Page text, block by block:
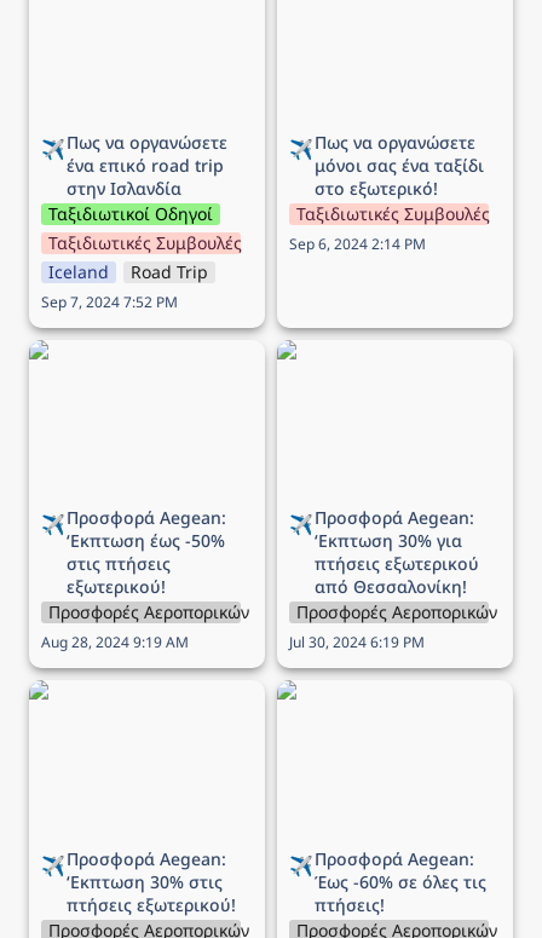
✈️Πως να οργανώσετε
ένα επικό road trip
στην Ισλανδία
Ταξιδιωτικοί Οδηγοί
Ταξιδιωτικές Συμβουλές
Iceland
Road Trip
Sep 7, 2024 7:52 PM
✈️Πως να οργανώσετε
μόνοι σας ένα ταξίδι
στο εξωτερικό!
Ταξιδιωτικές Συμβουλές
Sep 6, 2024 2:14 PM
Προσφορά Aegean:
✈️Προσφορά Aegean:
‘Εκπτωση έως -50%
στις πτήσεις
εξωτερικού!
Προσφορές Αεροπορικών Εταιρειών
Aug 28, 2024 9:19 AM
Προσφορά Aegean:
✈️Προσφορά Aegean:
‘Εκπτωση 30% για
πτήσεις εξωτερικού
από Θεσσαλονίκη!
Προσφορές Αεροπορικών
Jul 30, 2024 6:19 PM
Προσφορά Aegean:
✈️Προσφορά Aegean:
‘Εκπτωση 30% στις
πτήσεις εξωτερικού!
Προσφορές Αεροπορικών Εταιρειών
Προσφορά Aegean: Έως
✈️Προσφορά Aegean:
Έως -60% σε όλες τις
πτήσεις!
Προσφορές Αεροπορικών